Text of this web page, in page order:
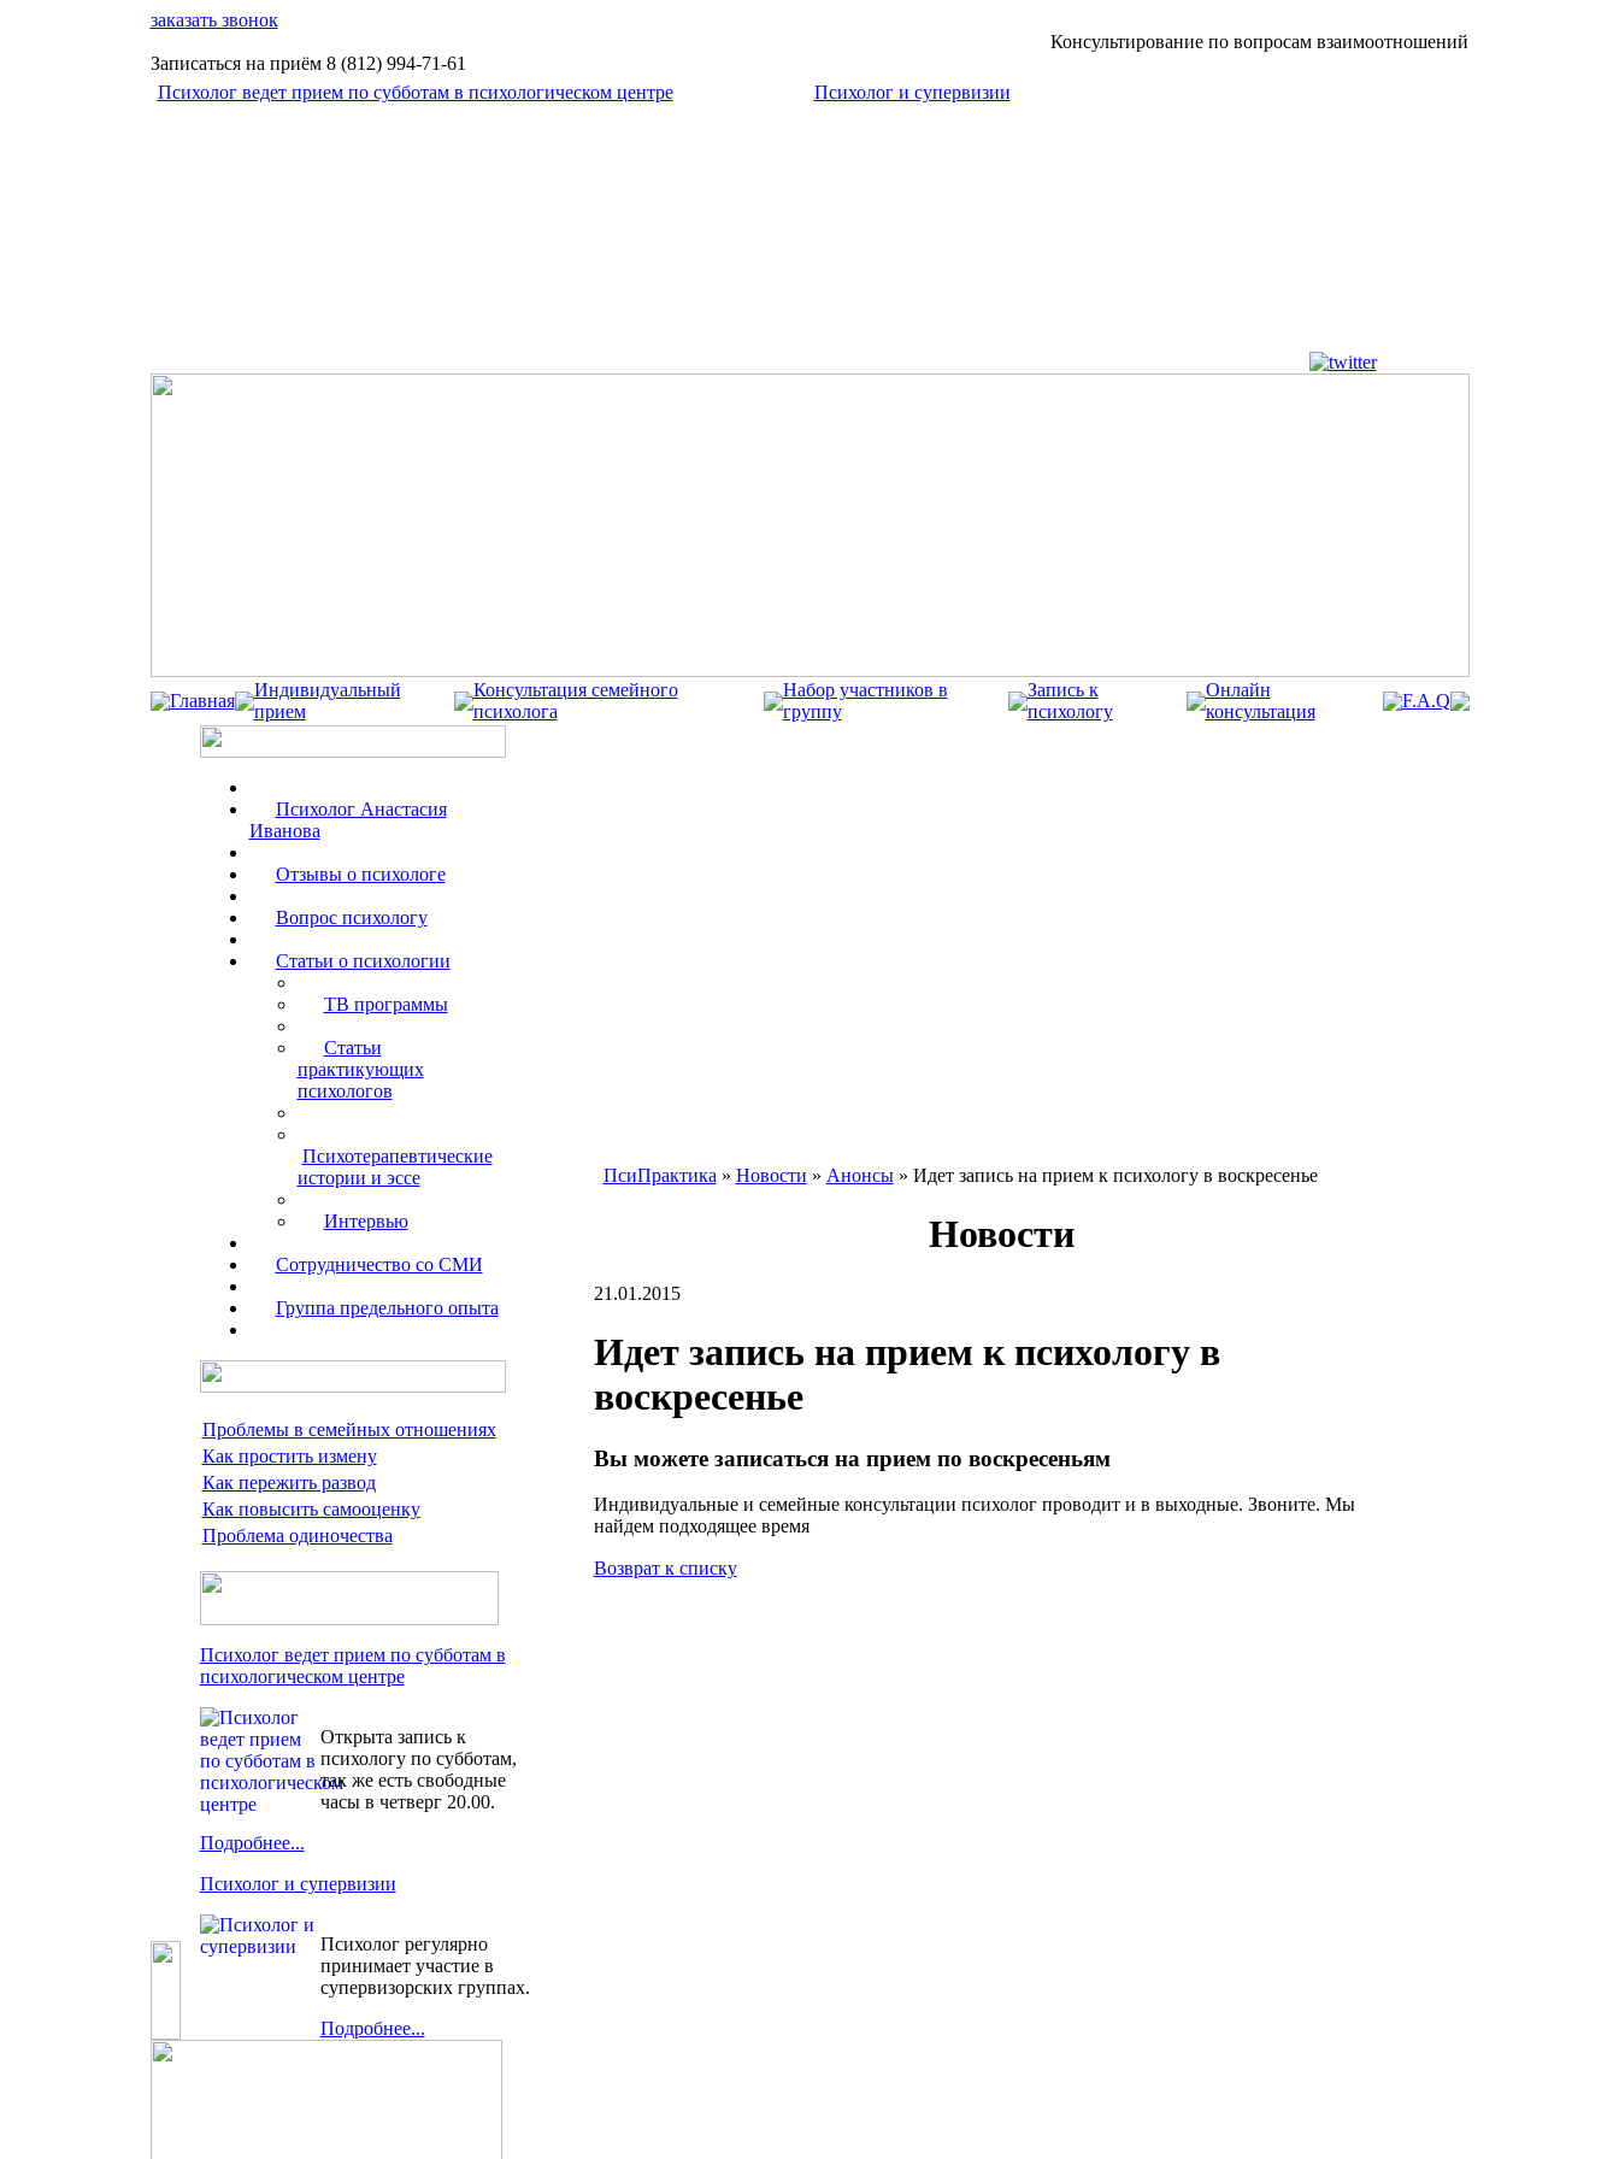
заказать звонок
Консультирование по вопросам взаимоотношений
Записаться на приём 8 (812)994-71-61
Психолог ведет прием по субботам в психологическом центре
Психолог и супервизии
Главная
Индивидуальный
прием
Консультация семейного
психолога
Набор участников в
группу
Запись к
психологу
Онлайн
консультация
F.A.Q
Психолог Анастасия
Иванова
Отзывы о психологе
Вопрос психологу
Статьи о психологии
ТВ программы
Статьи
практикующих
психологов
Психотерапевтические
истории и эссе
Интервью
Сотрудничество со СМИ
Группа предельного опыта
Проблемы в семейных отношениях
Как простить измену
Как пережить развод
Как повысить самооценку
Проблема одиночества
Психолог ведет прием по субботам в
психологическом центре
Открыта запись к
психологу по субботам,
так же есть свободные
часы в четверг 20.00.
Подробнее...
Психолог и супервизии
Психолог регулярно
принимает участие в
супервизорских группах.
Подробнее...
ПсиПрактика » Новости » Анонсы» Идет запись на прием к психологу в воскресенье
Новости
21.01.2015
Идет запись на прием к психологу в
воскресенье
Вы можете записаться на прием по воскресеньям
Индивидуальные и семейные консультации психолог проводит и в выходные. Звоните. Мы
найдем подходящее время
Возврат к списку